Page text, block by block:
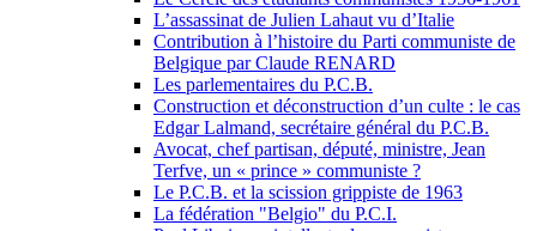
L’assassinat de Julien Lahaut vu d’Italie
Contribution à l’histoire du Parti communiste de
Belgique par Claude RENARD
Les parlementaires du P.C.B.
Construction et déconstruction d’un culte : le cas
Edgar Lalmand, secrétaire général du P.C.B.
Avocat, chef partisan, député, ministre, Jean
Terfve, un « prince » communiste ?
Le P.C.B. et la scission grippiste de 1963
La fédération "Belgio" du P.C.I.